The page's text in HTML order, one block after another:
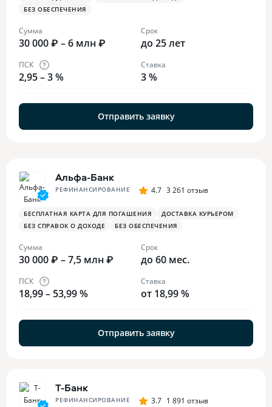
БЕЗ ОБЕСПЕЧЕНИЯ
Сумма
30 000 ₽ – 6 млн ₽
Срок
до 25 лет
ПСК
2,95 – 3 %
Ставка
3 %
Отправить заявку
Альфа-Банк
РЕФИНАНСИРОВАНИЕ 4.7 3 261 отзыв
БЕСПЛАТНАЯ КАРТА ДЛЯ ПОГАШЕНИЯ
ДОСТАВКА КУРЬЕРОМ
БЕЗ СПРАВОК О ДОХОДЕ
БЕЗ ОБЕСПЕЧЕНИЯ
Сумма
30 000 ₽ – 7,5 млн ₽
Срок
до 60 мес.
ПСК
18,99 – 53,99 %
Ставка
от 18,99 %
Отправить заявку
Т-Банк
РЕФИНАНСИРОВАНИЕ 3.7 1 891 отзыв